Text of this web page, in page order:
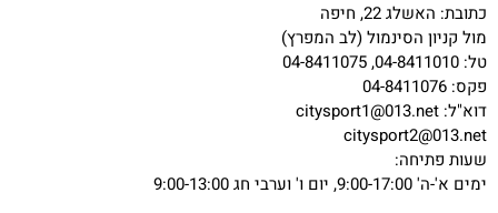
כתובת: האשלג 22, חיפה
מול קניון הסינמול (לב המפרץ)
טל: 04-8411010, 04-8411075
פקס: 04-8411076
דוא"ל: citysport1@013.net
citysport2@013.net
שעות פתיחה:
ימים א'-ה' 9:00-17:00, יום ו' וערבי חג 9:00-13:00